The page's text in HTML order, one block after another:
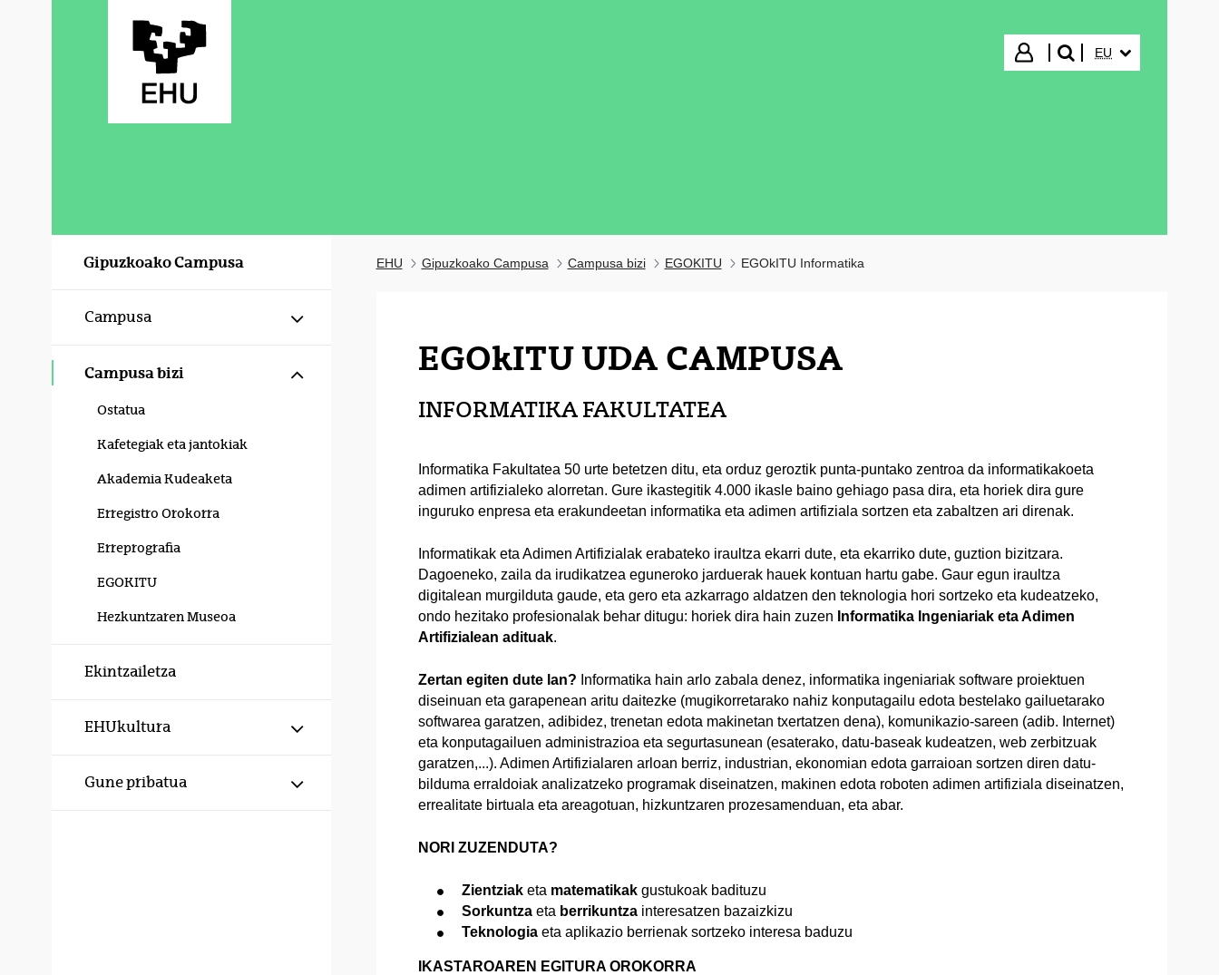
Hasi saioa
bilatu"
EU
Gipuzkoako Campusa
Campusa Erakutsi/izkutatu azpiorriak
Campusa bizi Erakutsi/izkutatu azpiorriak
Ostatua
Kafetegiak eta jantokiak
Akademia Kudeaketa
Erregistro Orokorra
Erreprografia
EGOKITU
Hezkuntzaren Museoa
Ekintzailetza
EHUkultura Erakutsi/izkutatu azpiorriak
Gune pribatua Erakutsi/izkutatu azpiorriak
EHU Gipuzkoako Campusa Campusa bizi EGOKITU EGOkITU Informatika
EGOkITU UDA CAMPUSA
INFORMATIKA FAKULTATEA
Informatika Fakultatea 50 urte betetzen ditu, eta orduz geroztik punta-puntako zentroa da informatikakoeta
adimen artifizialeko alorretan. Gure ikastegitik 4.000 ikasle baino gehiago pasa dira, eta horiek dira gure
inguruko enpresa eta erakundeetan informatika eta adimen artifiziala sortzen eta zabaltzen ari direnak.
Informatikak eta Adimen Artifizialak erabateko iraultza ekarri dute, eta ekarriko dute, guztion bizitzara.
Dagoeneko, zaila da irudikatzea eguneroko jarduerak hauek kontuan hartu gabe. Gaur egun iraultza
digitalean murgilduta gaude, eta gero eta azkarrago aldatzen den teknologia hori sortzeko eta kudeatzeko,
ondo hezitako profesionalak behar ditugu: horiek dira hain zuzen Informatika Ingeniariak eta Adimen
Artifizialean adituak.
Zertan egiten dute lan? Informatika hain arlo zabala denez, informatika ingeniariak software proiektuen
diseinuan eta garapenean aritu daitezke (mugikorretarako nahiz konputagailu edota bestelako gailuetarako
softwarea garatzen, adibidez, trenetan edota makinetan txertatzen dena), komunikazio-sareen (adib. Internet)
eta konputagailuen administrazioa eta segurtasunean (esaterako, datu-baseak kudeatzen, web zerbitzuak
garatzen,...). Adimen Artifizialaren arloan berriz, industrian, ekonomian edota garraioan sortzen diren datu-
bilduma erraldoiak analizatzeko programak diseinatzen, makinen edota roboten adimen artifiziala diseinatzen,
errealitate birtuala eta areagotuan, hizkuntzaren prozesamenduan, eta abar.
NORI ZUZENDUTA?
Zientziaketa matematikak gustukoak badituzu
Sorkuntzaeta berrikuntzainteresatzen bazaizkizu
Teknologiaeta aplikazio berrienak sortzeko interesa baduzu
IKASTAROAREN EGITURA OROKORRA